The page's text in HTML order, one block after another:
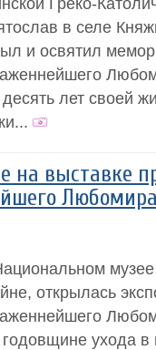
в селе
и освятил
лет своей
на выставке
открылась
ухода в